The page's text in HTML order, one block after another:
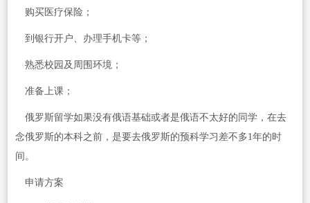
购买医疗保险；
到银行开户、办理手机卡等；
熟悉校园及周围环境；
准备上课；
俄罗斯留学如果没有俄语基础或者是俄语不太好的同学，在去
念俄罗斯的本科之前，是要去俄罗斯的预科学习差不多1年的时
间。
申请方案